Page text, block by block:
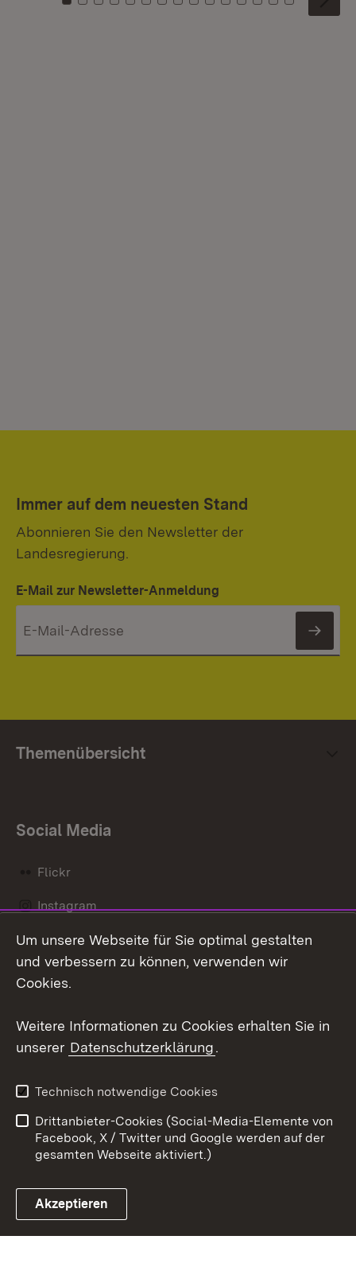
Zu Kachel: 0
Zu Kachel: 1
Zu Kachel: 2
Zu Kachel: 3
Zu Kachel: 4
Zu Kachel: 5
Zu Kachel: 6
Zu Kachel: 7
Zu Kachel: 8
Zu Kachel: 9
Zu Kachel: 10
Zu Kachel: 11
Zu Kachel: 12
Zu Kachel:
Zu
Immer auf dem neuesten Stand
Abonnieren Sie den Newsletter der
Landesregierung.
E-Mail zur Newsletter-Anmeldung
Themenübersicht
Social Media
Flickr
Instagram
Social Wall
Link zum Landesportal
Barrierefreiheit
Benutzungshinweise
Impressum
Cookies
Um unsere Webseite für Sie optimal gestalten
und verbessern zu können, verwenden wir
Cookies.
Weitere Informationen zu Cookies erhalten Sie in
unserer Datenschutzerklärung.
Technisch notwendige Cookies
Drittanbieter-Cookies (Social-Media-Elemente von
Facebook, X / Twitter und Google werden auf der
gesamten Webseite aktiviert.)
Akzeptieren